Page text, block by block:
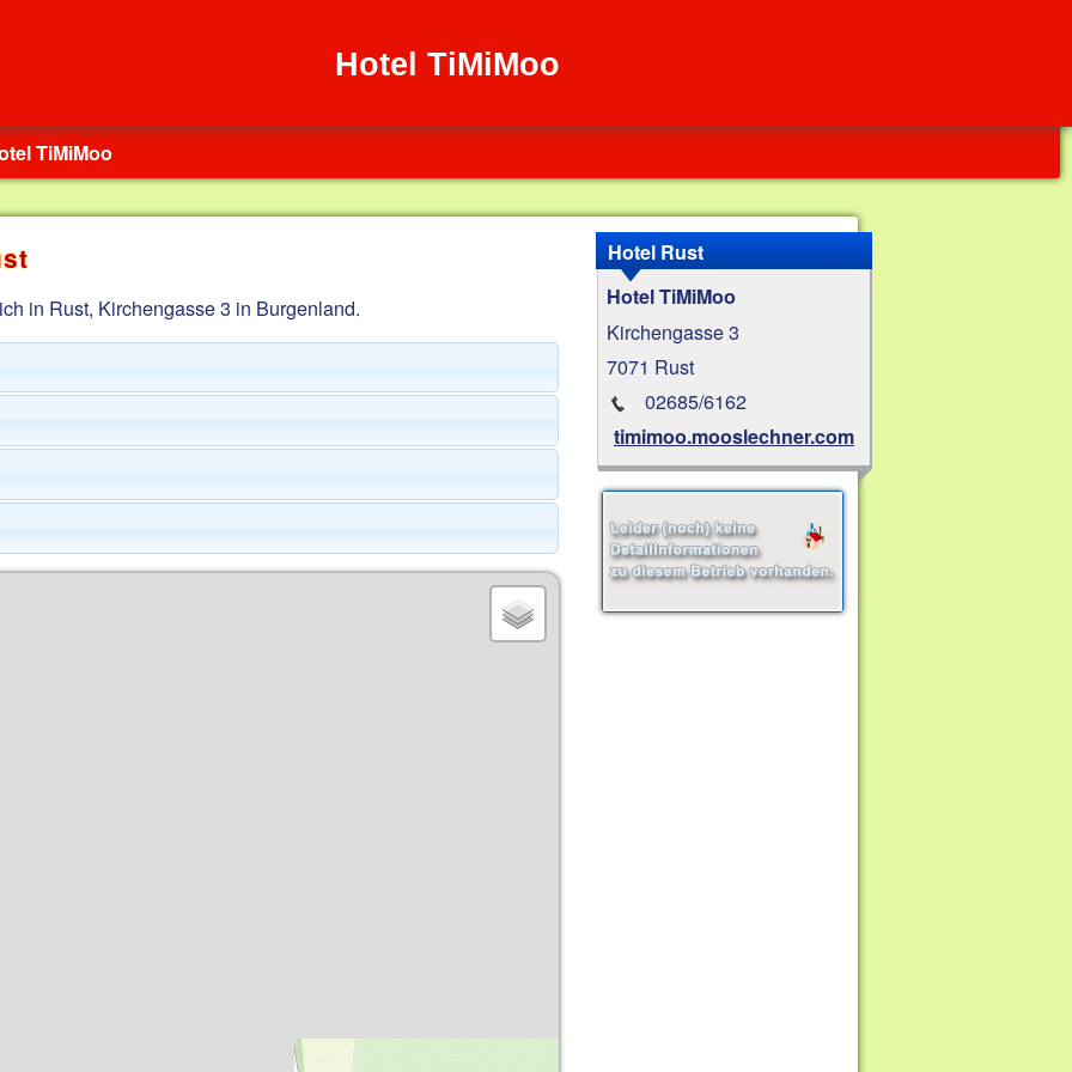
Hotel TiMiMoo
TiMiMoo
in Rust, Kirchengasse 3 in Burgenland.
Hotel Rust
Hotel TiMiMoo
Kirchengasse 3
7071 Rust
02685/6162
timimoo.mooslechner.com